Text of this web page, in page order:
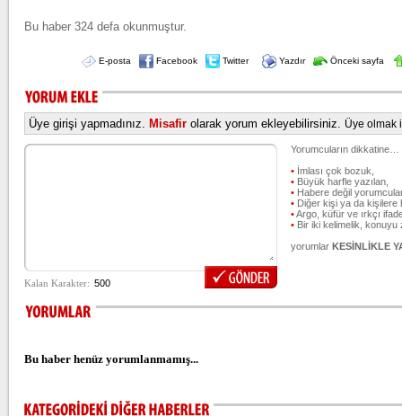
Bu haber 324 defa okunmuştur.
E-posta Facebook Twitter Yazdır Önceki sayfa
Üye girişi yapmadınız. Misafir olarak yorum ekleyebilirsiniz. Üye olmak
Yorumcuların dikkatine…
• İmlası çok bozuk,
• Büyük harfle yazılan,
• Habere değil
• Diğer kişi ya da kişilere
•Argo, küfür ve ırkçı
• Bir iki kelimelik, konuyu
yorumlar KESİNLİKLE
Bu haber henüz yorumlanmamış...